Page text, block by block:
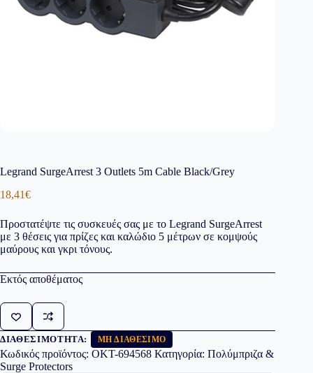
Legrand SurgeArrest 3 Outlets 5m Cable Black/Grey
18,41€
Προστατέψτε τις συσκευές σας με το Legrand SurgeArrest
με 3 θέσεις για πρίζες και καλώδιο 5 μέτρων σε κομψούς
μαύρους και γκρι τόνους.
Εκτός αποθέματος
ΔΙΑΘΕΣΙΜΌΤΗΤΑ: ΜΗ ΔΙΑΘΈΣΙΜΟ
Κωδικός προϊόντος: OKT-694568 Κατηγορία: Πολύμπριζα &
Surge Protectors